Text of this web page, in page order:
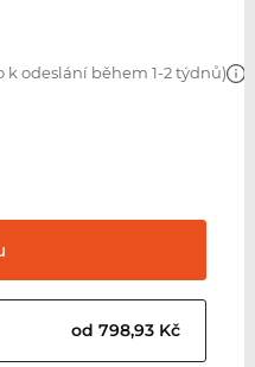
k odeslání během 1-2 týdnů)
od 798,93 Kč